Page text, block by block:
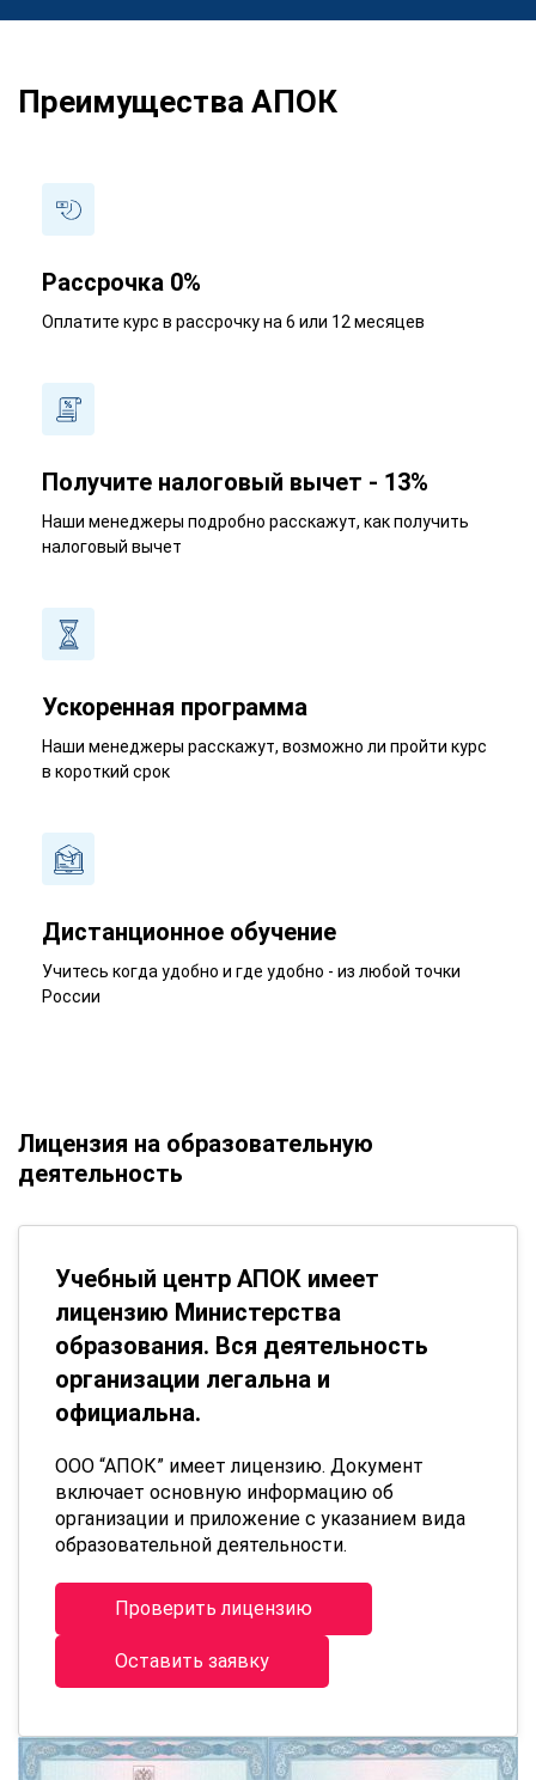
Преимущества АПОК
Рассрочка 0%
Оплатите курс в рассрочку на 6 или 12 месяцев
Получите налоговый вычет - 13%
Наши менеджеры подробно расскажут, как получить
налоговый вычет
Ускоренная программа
Наши менеджеры расскажут, возможно ли пройти курс
в короткий срок
Дистанционное обучение
Учитесь когда удобно и где удобно - из любой точки
России
Лицензия на образовательную
деятельность
Учебный центр АПОК имеет
лицензию Министерства
образования. Вся деятельность
организации легальна и
официальна.
ООО “АПОК” имеет лицензию. Документ
включает основную информацию об
организации и приложение с указанием вида
образовательной деятельности.
Проверить лицензию
Оставить заявку